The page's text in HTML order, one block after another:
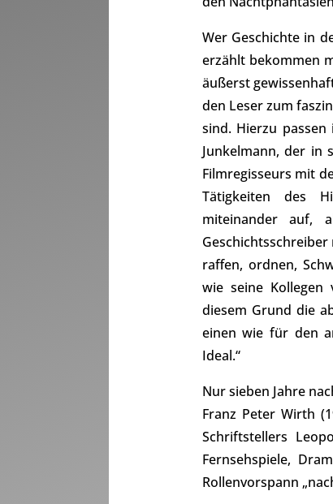
Wer Geschichte in
erzählt bekommen
äußerst
den Leser zum
sind. Hierzu
Junkelmann, der in
Filmregisseurs mit
Tätigkeiten des
miteinander auf,
Geschichtsschreiber
raffen, ordnen,
wie seine
diesem Grund die
einen wie für den
Ideal.“
Nur sieben Jahre
Franz Peter Wirth
Schriftstellers
Fernsehspiele,
Rollenvorspann